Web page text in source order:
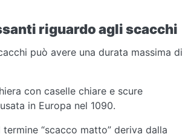
riguardo agli scacchi
può avere una durata massima di
con caselle chiare e scure
in Europa nel 1090.
“scacco matto” deriva dalla